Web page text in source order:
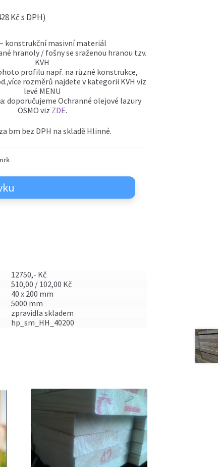
Kčs DPH)
– konstrukční masivní materiál
hranoly / fošny se sraženou hranou tzv.
KVH
profilu např. na různé konstrukce,
rozměrů najdete v kategorii KVH viz
levé MENU
doporučujeme Ochranné olejové lazury
OSMO viz ZDE.
bm bez DPH na skladě Hlinné.
12750,- Kč
510,00 / 102,00 Kč
40 x 200 mm
5000 mm
zpravidla skladem
hp_sm_HH_40200